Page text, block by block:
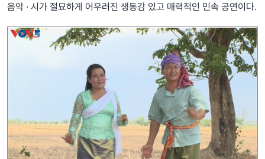
음악 ∙ 시가 절묘하게 어우러진 생동감 있고 매력적인 민속 공연이다.